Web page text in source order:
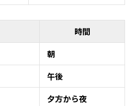
時間
朝
午後
夕方から夜